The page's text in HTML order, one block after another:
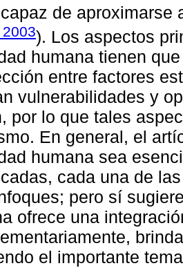
de aproximarse
). Los aspectos
humana tienen
entre factores
vulnerabilidades y
por lo que tales
En general, el
humana sea
cada una de
pero sí
ofrece una
el importante